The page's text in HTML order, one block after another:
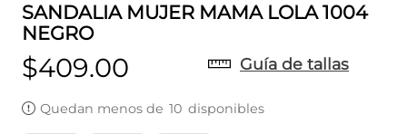
SANDALIA MUJER MAMA LOLA 1004
NEGRO
$409.00 Guía de tallas
Quedan menos de 10 disponibles